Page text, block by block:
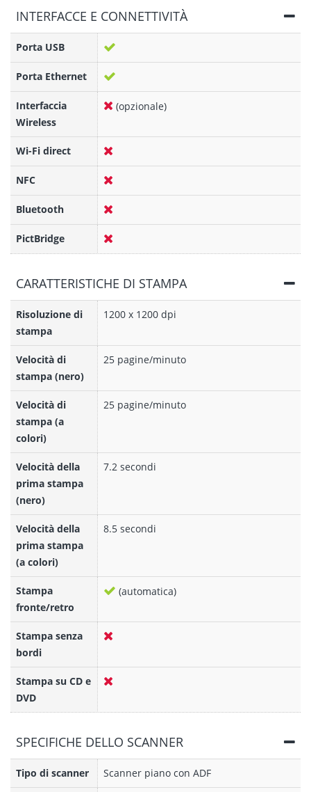
INTERFACCE E CONNETTIVITÀ
Porta USB
Porta Ethernet
Interfaccia
Wireless
(opzionale)
Wi-Fi direct
NFC
Bluetooth
PictBridge
CARATTERISTICHE DI STAMPA
Risoluzione di
stampa
1200 x 1200 dpi
Velocità di
stampa (nero)
25 pagine/minuto
Velocità di
stampa (a
colori)
25 pagine/minuto
Velocità della
prima stampa
(nero)
7.2 secondi
Velocità della
prima stampa
(a colori)
8.5 secondi
Stampa
fronte/retro
(automatica)
Stampa senza
bordi
Stampa su CD e
DVD
SPECIFICHE DELLO SCANNER
Tipo di scanner Scanner piano con ADF